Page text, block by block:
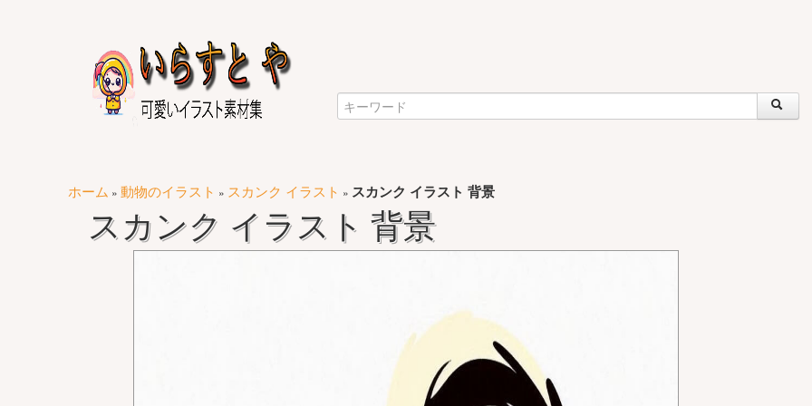
ホーム » 動物のイラスト » スカンク イラスト » スカンク イラスト 背景
スカンク イラスト 背景